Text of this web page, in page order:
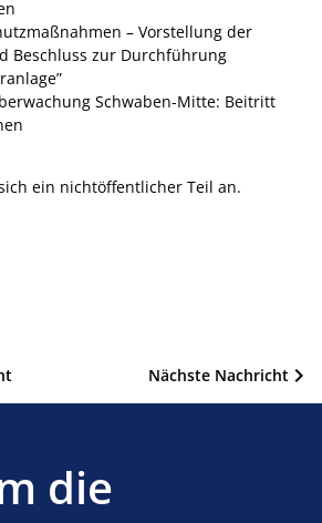
– Vorstellung der
Beschluss zur Durchführung
Schwaben-Mitte: Beitritt
ein nichtöffentlicher Teil an.
Nächste Nachricht
die